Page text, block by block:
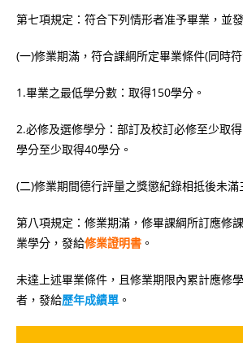
第七項規定：符合下列情形者准予畢業，並
(一)修業期滿，符合課綱所定畢業條件(同時符
1.畢業之最低學分數：取得150學分。
2.必修及選修學分：部訂及校訂必修至少取
學分至少取得40學分。
(二)修業期間德行評量之獎懲紀錄相抵後未滿
第八項規定：修業期滿，修畢課綱所訂應修
業學分，發給修業證明書 。
未達上述畢業條件，且修業期限內累計應修
者，發給歷年成績單 。